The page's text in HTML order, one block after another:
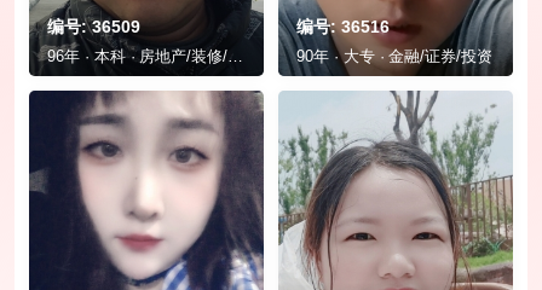
编号: 36509
96年 · 本科 · 房地产/装修/物业
编号: 36516
90年 · 大专 · 金融/证券/投资